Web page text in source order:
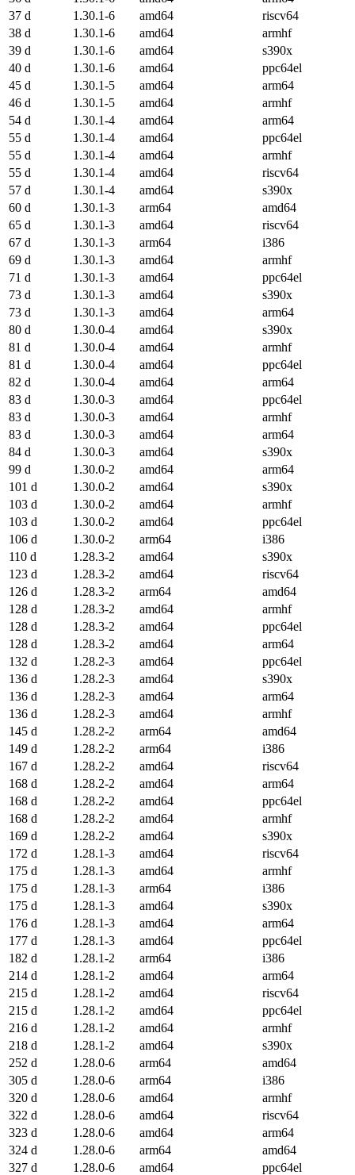
37 d
1.30.1-6 amd64
riscv64
38 d
1.30.1-6 amd64
armhf
39 d
1.30.1-6 amd64
s390x
40 d
1.30.1-6 amd64
ppc64el
45 d
1.30.1-5 amd64
arm64
46 d
1.30.1-5 amd64
armhf
54 d
1.30.1-4 amd64
arm64
55 d
1.30.1-4 amd64
ppc64el
55 d
1.30.1-4 amd64
armhf
55 d
1.30.1-4 amd64
riscv64
57 d
1.30.1-4 amd64
s390x
60 d
1.30.1-3 arm64
amd64
65 d
1.30.1-3 amd64
riscv64
67 d
1.30.1-3 arm64
i386
69 d
1.30.1-3 amd64
armhf
71 d
1.30.1-3 amd64
ppc64el
73 d
1.30.1-3 amd64
s390x
73 d
1.30.1-3 amd64
arm64
80 d
1.30.0-4 amd64
s390x
81 d
1.30.0-4 amd64
armhf
81 d
1.30.0-4 amd64
ppc64el
82 d
1.30.0-4 amd64
arm64
83 d
1.30.0-3 amd64
ppc64el
83 d
1.30.0-3 amd64
armhf
83 d
1.30.0-3 amd64
arm64
84 d
1.30.0-3 amd64
s390x
99 d
1.30.0-2 amd64
arm64
101 d
1.30.0-2 amd64
s390x
103 d
1.30.0-2 amd64
armhf
103 d
1.30.0-2 amd64
ppc64el
106 d
1.30.0-2 arm64
i386
110 d
1.28.3-2 amd64
s390x
123 d
1.28.3-2 amd64
riscv64
126 d
1.28.3-2 arm64
amd64
128 d
1.28.3-2 amd64
armhf
128 d
1.28.3-2 amd64
ppc64el
128 d
1.28.3-2 amd64
arm64
132 d
1.28.2-3 amd64
ppc64el
136 d
1.28.2-3 amd64
s390x
136 d
1.28.2-3 amd64
arm64
136 d
1.28.2-3 amd64
armhf
145 d
1.28.2-2 arm64
amd64
149 d
1.28.2-2 arm64
i386
167 d
1.28.2-2 amd64
riscv64
168 d
1.28.2-2 amd64
arm64
168 d
1.28.2-2 amd64
ppc64el
168 d
1.28.2-2 amd64
armhf
169 d
1.28.2-2 amd64
s390x
172 d
1.28.1-3 amd64
riscv64
175 d
1.28.1-3 amd64
armhf
175 d
1.28.1-3 arm64
i386
175 d
1.28.1-3 amd64
s390x
176 d
1.28.1-3 amd64
arm64
177 d
1.28.1-3 amd64
ppc64el
182 d
1.28.1-2 arm64
i386
214 d
1.28.1-2 amd64
arm64
215 d
1.28.1-2 amd64
riscv64
215 d
1.28.1-2 amd64
ppc64el
216 d
1.28.1-2 amd64
armhf
218 d
1.28.1-2 amd64
s390x
252 d
1.28.0-6 arm64
amd64
305 d
1.28.0-6 arm64
i386
320 d
1.28.0-6 amd64
armhf
322 d
1.28.0-6 amd64
riscv64
323 d
1.28.0-6 amd64
arm64
324 d
1.28.0-6 arm64
amd64
327 d
1.28.0-6 amd64
ppc64el